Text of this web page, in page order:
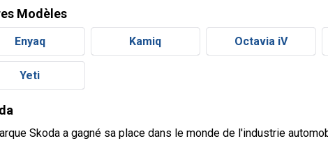
Modèles
Enyaq Kamiq Octavia iV
Yeti
Skoda a gagné sa place dans le monde de l'industrie